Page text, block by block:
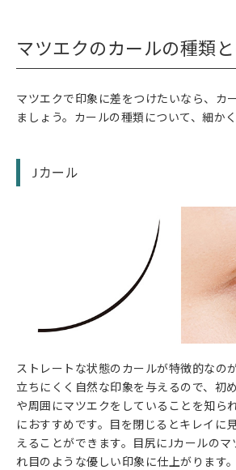
マツエクのカールの種類と
マツエクで印象に差をつけたいなら、カ
ましょう。カールの種類について、細か
Jカール
ストレートな状態のカールが特徴的なの
立ちにくく自然な印象を与えるので、初
や周囲にマツエクをしていることを知ら
におすすめです。目を閉じるとキレイに
えることができます。目尻にJカールの
れ目のような優しい印象に仕上がります。